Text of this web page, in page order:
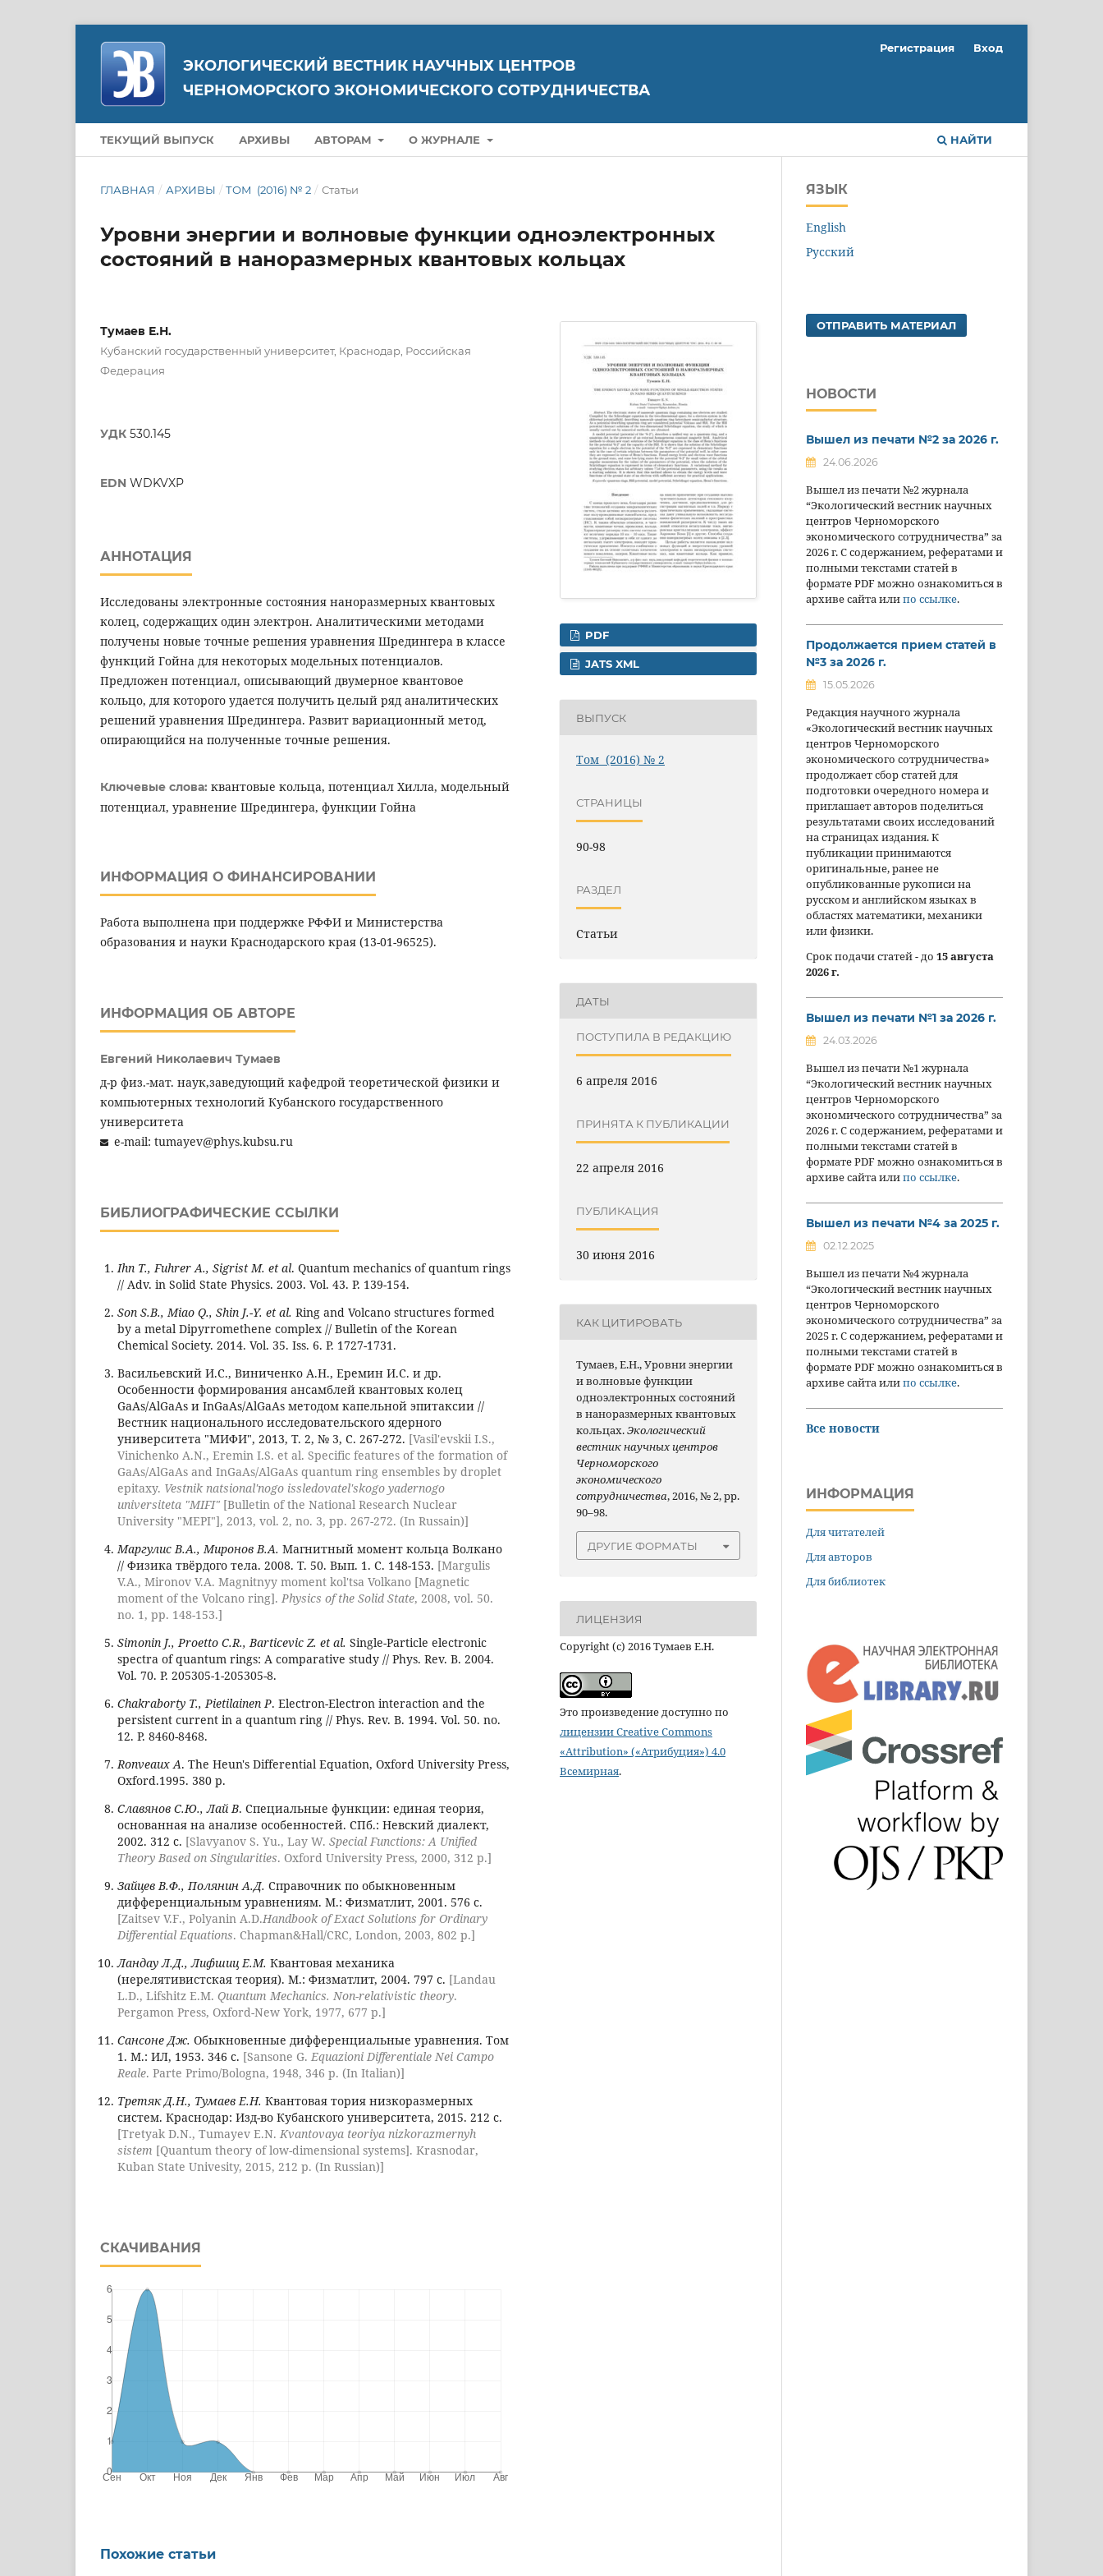
ЭКОЛОГИЧЕСКИЙ ВЕСТНИК НАУЧНЫХ ЦЕНТРОВ
ЧЕРНОМОРСКОГО ЭКОНОМИЧЕСКОГО СОТРУДНИЧЕСТВА
ТЕКУЩИЙ ВЫПУСК АРХИВЫ АВТОРАМ О ЖУРНАЛЕ НАЙТИ
Регистрация Вход
ГЛАВНАЯ / АРХИВЫ / ТОМ (2016) № 2 / Статьи
Уровни энергии и волновые функции одноэлектронных
состояний в наноразмерных квантовых кольцах
Тумаев Е.Н.
Кубанский государственный университет, Краснодар, Российская
Федерация
УДК 530.145
EDN WDKVXP
АННОТАЦИЯ
Исследованы электронные состояния наноразмерных квантовых
колец, содержащих один электрон. Аналитическими методами
получены новые точные решения уравнения Шредингера в классе
функций Гойна для некоторых модельных потенциалов.
Предложен потенциал, описывающий двумерное квантовое
кольцо, для которого удается получить целый ряд аналитических
решений уравнения Шредингера. Развит вариационный метод,
опирающийся на полученные точные решения.
Ключевые слова: квантовые кольца, потенциал Хилла, модельный
потенциал, уравнение Шредингера, функции Гойна
ИНФОРМАЦИЯ О ФИНАНСИРОВАНИИ
Работа выполнена при поддержке РФФИ и Министерства
образования и науки Краснодарского края (13-01-96525).
ИНФОРМАЦИЯ ОБ АВТОРЕ
Евгений Николаевич Тумаев
д-р физ.-мат. наук,заведующий кафедрой теоретической физики и
компьютерных технологий Кубанского государственного
университета
e-mail: tumayev@phys.kubsu.ru
БИБЛИОГРАФИЧЕСКИЕ ССЫЛКИ
Ihn T., Fuhrer A., Sigrist M. et al. Quantum mechanics of quantum rings
// Adv. in Solid State Physics. 2003. Vol. 43. P. 139-154.
Son S.B., Miao Q., Shin J.-Y. et al. Ring and Volcano structures formed
by a metal Dipyrromethene complex // Bulletin of the Korean
Chemical Society. 2014. Vol. 35. Iss. 6. P. 1727-1731.
Васильевский И.С., Виниченко А.Н., Еремин И.С. и др.
Особенности формирования ансамблей квантовых колец
GaAs/AlGaAs и InGaAs/AlGaAs методом капельной эпитаксии //
Вестник национального исследовательского ядерного
университета "МИФИ", 2013, Т. 2, № 3, С. 267-272. [Vasil'evskii I.S.,
Vinichenko A.N., Eremin I.S. et al. Specific features of the formation of
GaAs/AlGaAs and InGaAs/AlGaAs quantum ring ensembles by droplet
epitaxy. Vestnik natsional'nogo issledovatel'skogo yadernogo
universiteta "MIFI" [Bulletin of the National Research Nuclear
University "MEPI"], 2013, vol. 2, no. 3, pp. 267-272. (In Russain)]
Маргулис В.А., Миронов В.А. Магнитный момент кольца Волкано
// Физика твёрдого тела. 2008. Т. 50. Вып. 1. С. 148-153. [Margulis
V.A., Mironov V.A. Magnitnyy moment kol'tsa Volkano [Magnetic
moment of the Volcano ring]. Physics of the Solid State, 2008, vol. 50.
no. 1, pp. 148-153.]
Simonin J., Proetto C.R., Barticevic Z. et al. Single-Particle electronic
spectra of quantum rings: A comparative study // Phys. Rev. B. 2004.
Vol. 70. P. 205305-1-205305-8.
Chakraborty T., Pietilainen P. Electron-Electron interaction and the
persistent current in a quantum ring // Phys. Rev. B. 1994. Vol. 50. no.
12. P. 8460-8468.
Ronveaux A. The Heun's Differential Equation, Oxford University Press,
Oxford.1995. 380 p.
Славянов С.Ю., Лай В. Специальные функции: единая теория,
основанная на анализе особенностей. СПб.: Невский диалект,
2002. 312 с. [Slavyanov S. Yu., Lay W. Special Functions: A Unified
Theory Based on Singularities. Oxford University Press, 2000, 312 p.]
Зайцев В.Ф., Полянин А.Д. Справочник по обыкновенным
дифференциальным уравнениям. М.: Физматлит, 2001. 576 с.
[Zaitsev V.F., Polyanin A.D.Handbook of Exact Solutions for Ordinary
Differential Equations. Chapman&Hall/CRC, London, 2003, 802 p.]
Ландау Л.Д., Лифшиц Е.М. Квантовая механика
(нерелятивистская теория). М.: Физматлит, 2004. 797 с. [Landau
L.D., Lifshitz E.M. Quantum Mechanics. Non-relativistic theory.
Pergamon Press, Oxford-New York, 1977, 677 p.]
Сансоне Дж. Обыкновенные дифференциальные уравнения. Том
1. М.: ИЛ, 1953. 346 с. [Sansone G. Equazioni Differentiale Nei Campo
Reale. Parte Primo/Bologna, 1948, 346 p. (In Italian)]
Третяк Д.Н., Тумаев Е.Н. Квантовая тория низкоразмерных
систем. Краснодар: Изд-во Кубанского университета, 2015. 212 с.
[Tretyak D.N., Tumayev E.N. Kvantovaya teoriya nizkorazmernyh
sistem [Quantum theory of low-dimensional systems]. Krasnodar,
Kuban State Univesity, 2015, 212 p. (In Russian)]
СКАЧИВАНИЯ
PDF
JATS XML
ВЫПУСК
Том (2016) № 2
СТРАНИЦЫ
90-98
РАЗДЕЛ
Статьи
ДАТЫ
ПОСТУПИЛА В РЕДАКЦИЮ
6 апреля 2016
ПРИНЯТА К ПУБЛИКАЦИИ
22 апреля 2016
ПУБЛИКАЦИЯ
30 июня 2016
КАК ЦИТИРОВАТЬ
Тумаев, Е.Н., Уровни энергии
и волновые функции
одноэлектронных состояний
в наноразмерных квантовых
кольцах.Экологический
вестник научных центров
Черноморского
экономического
сотрудничества, 2016, № 2, pp.
90–98.
ДРУГИЕ ФОРМАТЫ
ЛИЦЕНЗИЯ
Copyright (c) 2016 Тумаев Е.Н.
Это произведение доступно по
лицензии Creative Commons
«Attribution» («Атрибуция») 4.0
Всемирная.
Похожие статьи
ЯЗЫК
English
Русский
ОТПРАВИТЬ МАТЕРИАЛ
НОВОСТИ
Вышел из печати №2 за 2026 г.
24.06.2026
Вышел из печати №2 журнала
“Экологический вестник научных
центров Черноморского
экономического сотрудничества” за
2026 г. С содержанием, рефератами и
полными текстами статей в
формате PDF можно ознакомиться в
архиве сайта илипо ссылке.
Продолжается прием статей в
№3 за 2026 г.
15.05.2026
Редакция научного журнала
«Экологический вестник научных
центров Черноморского
экономического сотрудничества»
продолжает сбор статей для
подготовки очередного номера и
приглашает авторов поделиться
результатами своих исследований
на страницах издания. К
публикации принимаются
оригинальные, ранее не
опубликованные рукописи на
русском и английском языках в
областях математики, механики
или физики.
Срок подачи статей - до 15 августа
2026 г.
Вышел из печати №1 за 2026 г.
24.03.2026
Вышел из печати №1 журнала
“Экологический вестник научных
центров Черноморского
экономического сотрудничества” за
2026 г. С содержанием, рефератами и
полными текстами статей в
формате PDF можно ознакомиться в
архиве сайта илипо ссылке.
Вышел из печати №4 за 2025 г.
02.12.2025
Вышел из печати №4 журнала
“Экологический вестник научных
центров Черноморского
экономического сотрудничества” за
2025 г. С содержанием, рефератами и
полными текстами статей в
формате PDF можно ознакомиться в
архиве сайта илипо ссылке.
Все новости
ИНФОРМАЦИЯ
Для читателей
Для авторов
Для библиотек